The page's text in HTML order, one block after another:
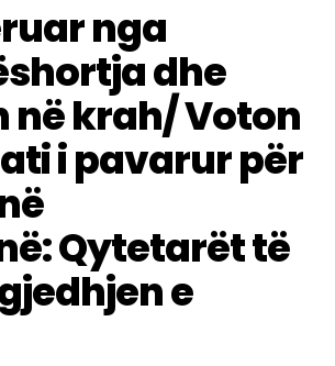
nga
dhe
në krah/ Voton
i pavarur për
Qytetarët të
e